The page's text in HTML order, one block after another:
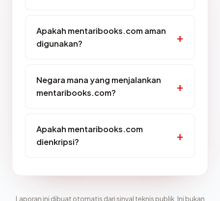
Apakah mentaribooks.com aman
digunakan?
Negara mana yang menjalankan
mentaribooks.com?
Apakah mentaribooks.com
dienkripsi?
Laporan ini dibuat otomatis dari sinyal teknis publik. Ini bukan